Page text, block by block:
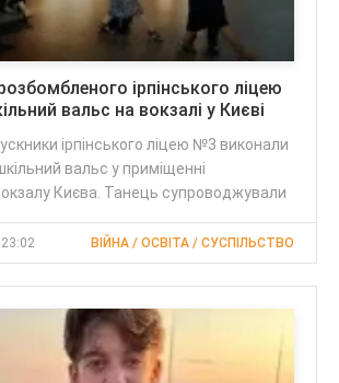
ірпінського ліцею
вальс на вокзалі у Києві
ірпінського ліцею №3 виконали
вальс у приміщенні
Києва. Танець супроводжували
ВІЙНА / ОСВІТА / СУСПІЛЬСТВО